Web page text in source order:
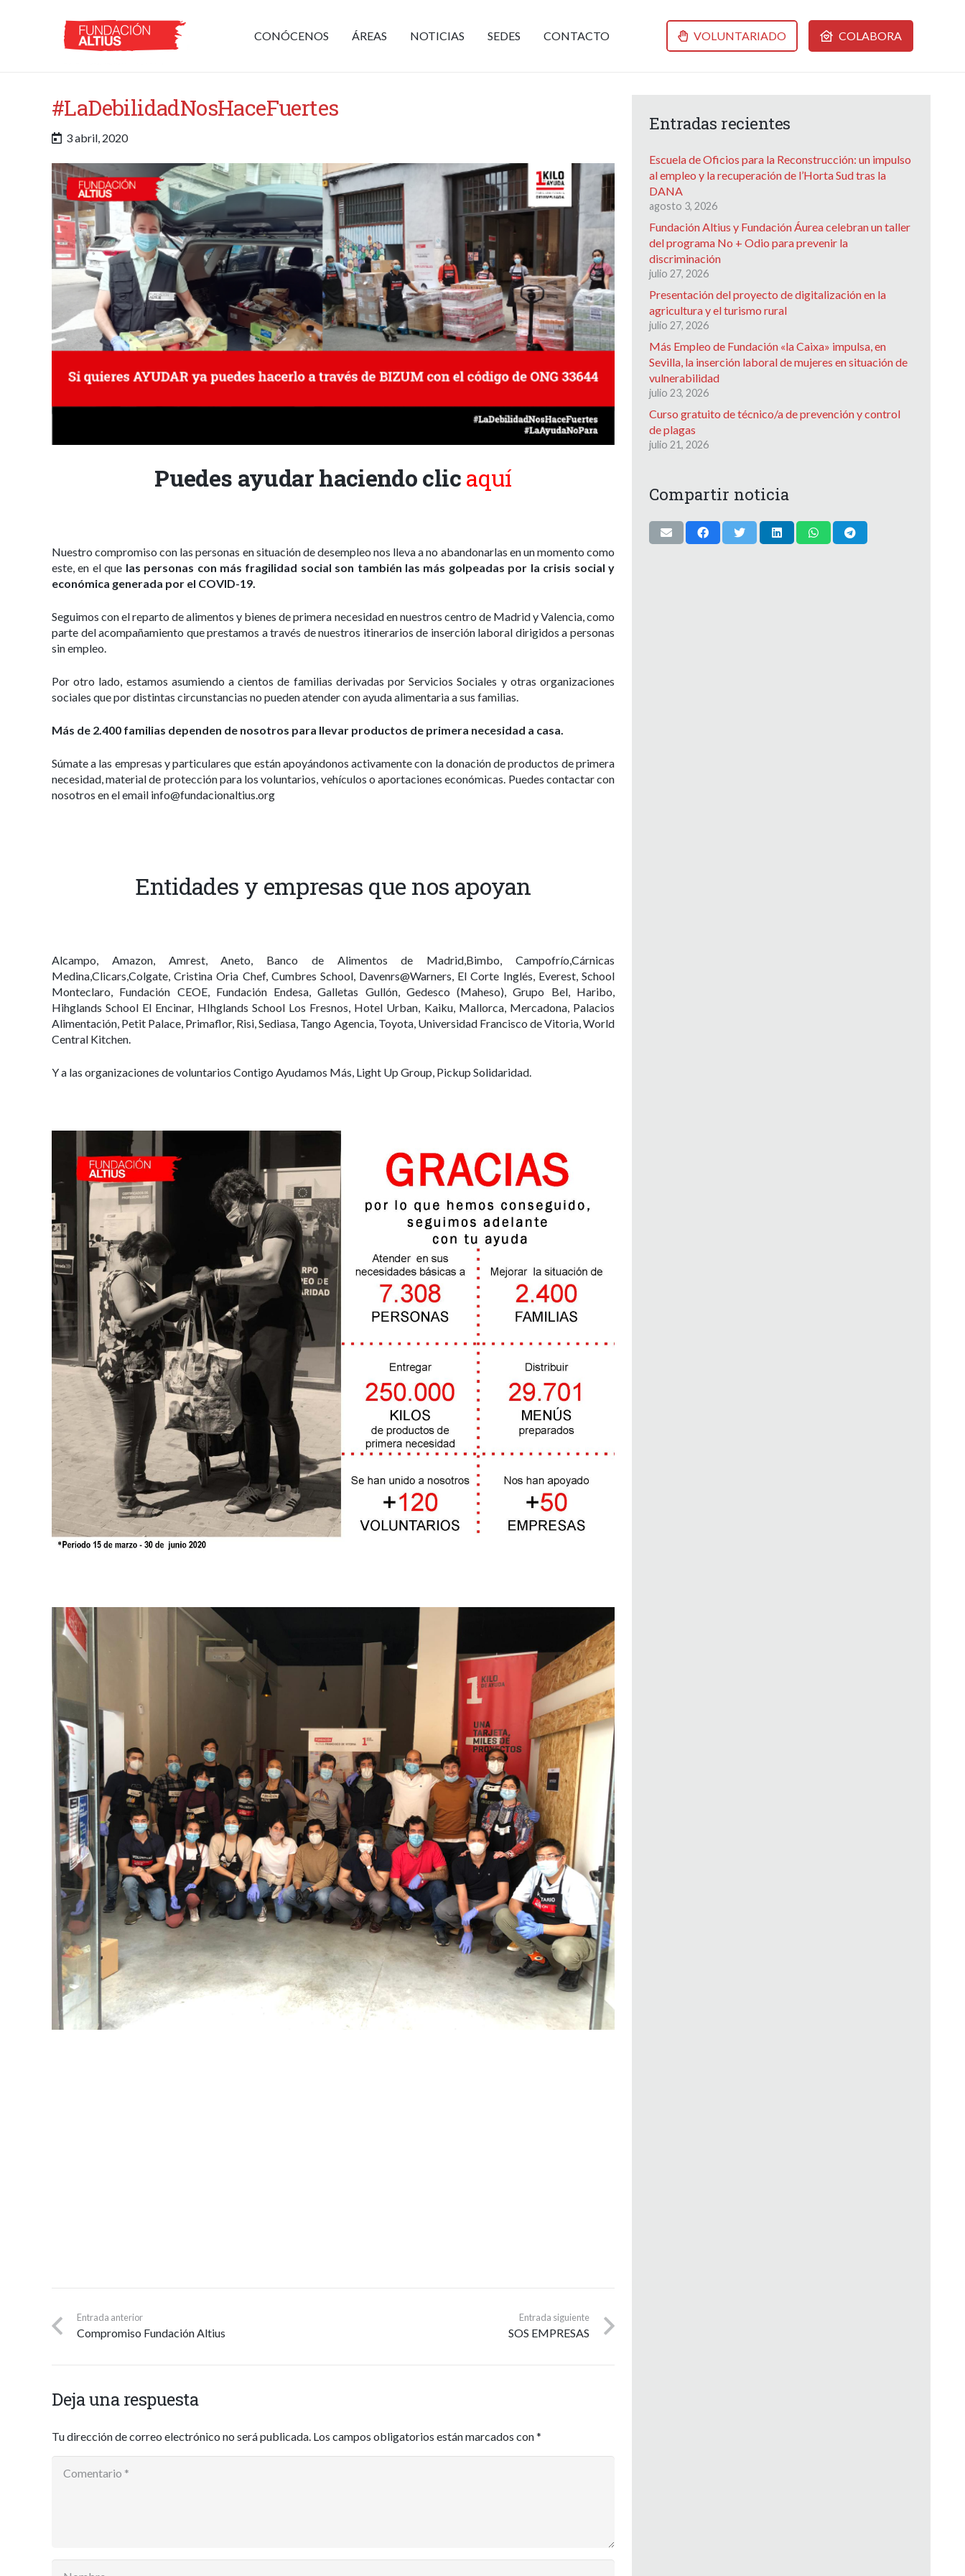
CONÓCENOS ÁREAS NOTICIAS SEDES CONTACTO VOLUNTARIADO COLABORA
#LaDebilidadNosHaceFuertes
3 abril, 2020
Puedes ayudar haciendo clicaquí
Nuestro compromiso con las personas en situación de desempleo nos lleva a no abandonarlas en un momento como
este, en el que las personas con más fragilidad social son también las más golpeadas por la crisis social y
económica generada por el COVID-19.
Seguimos con el reparto de alimentos y bienes de primera necesidad en nuestros centro de Madrid y Valencia, como
parte del acompañamiento que prestamos a través de nuestros itinerarios de inserción laboral dirigidos a personas
sin empleo.
Por otro lado, estamos asumiendo a cientos de familias derivadas por Servicios Sociales y otras organizaciones
sociales que por distintas circunstancias no pueden atender con ayuda alimentaria a sus familias.
Más de 2.400 familias dependen de nosotros para llevar productos de primera necesidad a casa.
Súmate a las empresas y particulares que están apoyándonos activamente con la donación de productos de primera
necesidad, material de protección para los voluntarios, vehículos o aportaciones económicas. Puedes contactar con
nosotros en el email info@fundacionaltius.org
Entidades y empresas que nos apoyan
Alcampo, Amazon, Amrest, Aneto, Banco de Alimentos de Madrid,Bimbo, Campofrío,Cárnicas
Medina,Clicars,Colgate, Cristina Oria Chef, Cumbres School, Davenrs@Warners, El Corte Inglés, Everest, School
Monteclaro, Fundación CEOE, Fundación Endesa, Galletas Gullón, Gedesco (Maheso), Grupo Bel, Haribo,
Hihglands School El Encinar, HIhglands School Los Fresnos, Hotel Urban, Kaiku, Mallorca, Mercadona, Palacios
Alimentación, Petit Palace, Primaflor, Risi, Sediasa, Tango Agencia, Toyota, Universidad Francisco de Vitoria, World
Central Kitchen.
Y a las organizaciones de voluntarios Contigo Ayudamos Más, Light Up Group, Pickup Solidaridad.
Entrada anterior
Compromiso Fundación Altius
Entrada siguiente
SOS EMPRESAS
Deja una respuesta
Tu dirección de correo electrónico no será publicada. Los campos obligatorios están marcados con*
Entradas recientes
Escuela de Oficios para la Reconstrucción: un impulso
al empleo y la recuperación de l’Horta Sud tras la
DANA
agosto 3, 2026
Fundación Altius y Fundación Áurea celebran un taller
del programa No + Odio para prevenir la
discriminación
julio 27, 2026
Presentación del proyecto de digitalización en la
agricultura y el turismo rural
julio 27, 2026
Más Empleo de Fundación «la Caixa» impulsa, en
Sevilla, la inserción laboral de mujeres en situación de
vulnerabilidad
julio 23, 2026
Curso gratuito de técnico/a de prevención y control
de plagas
julio 21, 2026
Compartir noticia